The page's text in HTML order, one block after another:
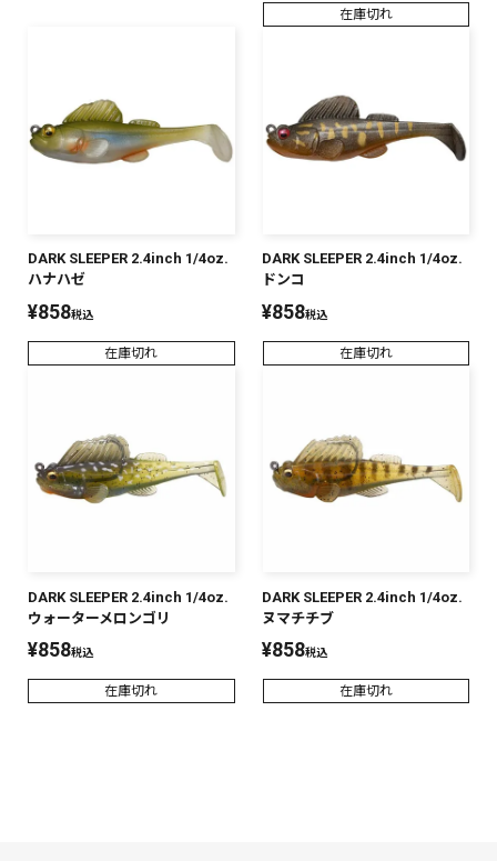
在庫切れ
DARK SLEEPER 2.4inch 1/4oz.
ハナハゼ
¥858税込
在庫切れ
DARK SLEEPER 2.4inch 1/4oz.
ドンコ
¥858税込
在庫切れ
DARK SLEEPER 2.4inch 1/4oz.
ウォーターメロンゴリ
¥858税込
在庫切れ
DARK SLEEPER 2.4inch 1/4oz.
ヌマチチブ
¥858税込
在庫切れ